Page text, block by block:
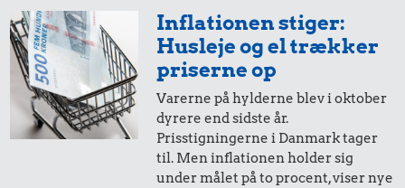
24 kr.
50,-
i 2020
= 60,-
20,-
i 2020
= 24,-
i dag
Inflationen stiger:
Husleje og el trækker
priserne op
Varerne på hylderne blev i oktober
dyrere end sidste år.
Prisstigningerne i Danmark tager
til. Men inflationen holder sig
under målet på to procent, viser nye